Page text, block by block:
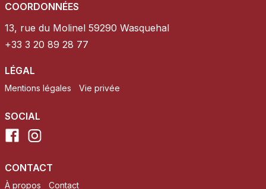
COORDONNÉES
13, rue du Molinel 59290 Wasquehal
+33 3 20 89 28 77
LÉGAL
Mentions légales Vie privée
SOCIAL
CONTACT
À propos Contact